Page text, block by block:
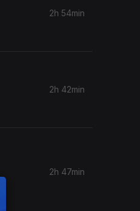
2h 54min
2h 42min
2h 47min